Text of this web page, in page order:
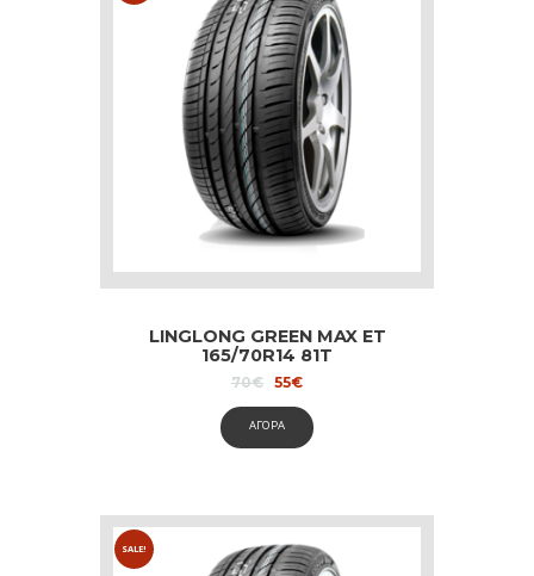
LINGLONG GREEN MAX ET
165/70R14 81T
70€
Original
was:
70€.
55€Current
is:
55€.
ΑΓΟΡΑ
SALE!